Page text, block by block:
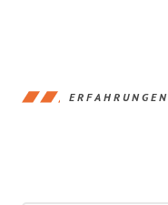
ERFAHRUNGEN